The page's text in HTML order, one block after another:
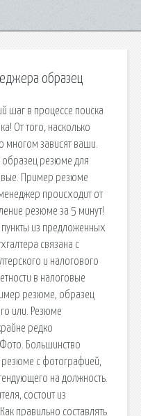
образец
шаг в процессе поиска
От того, насколько
многом зависят ваши.
образец резюме для
Пример резюме
происходит от
резюме за 5 минут!
из предложенных
связана с
и налогового
в налоговые
резюме, образец
или. Резюме
редко
Большинство
резюме с фотографией,
на должность.
состоит из
правильно составлять